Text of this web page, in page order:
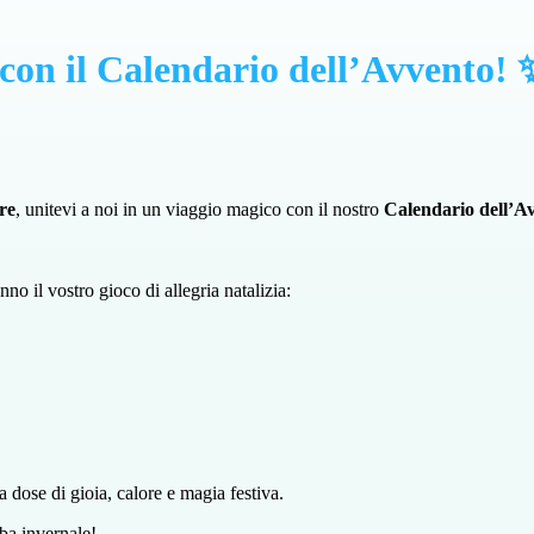
il Calendario dell’Avvento!
, unitevi a noi in un viaggio magico con il nostro Calendario
il vostro gioco di allegria natalizia:
dose di gioia, calore e magia festiva.